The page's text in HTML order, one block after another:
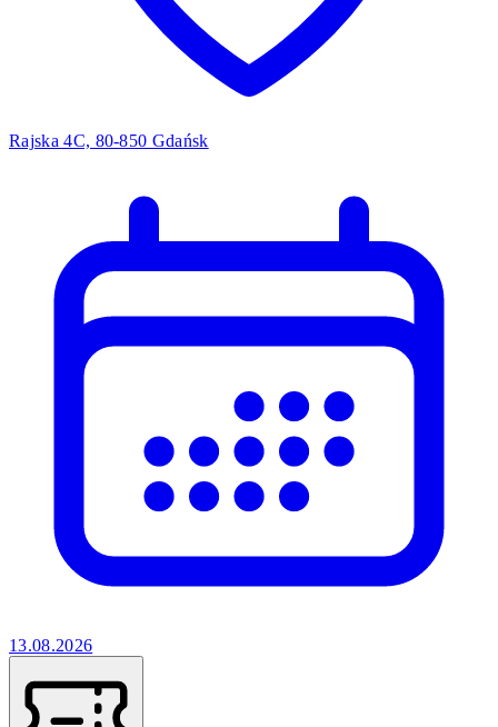
Rajska 4C, 80-850 Gdańsk
13.08.2026